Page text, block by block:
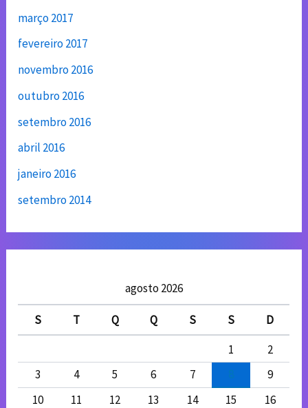
março 2017
fevereiro 2017
novembro 2016
outubro 2016
setembro 2016
abril 2016
janeiro 2016
setembro 2014
agosto 2026
S T Q Q S S
D
1
2
3
4 5 6 7
9
10
11 12 13 14 15
16